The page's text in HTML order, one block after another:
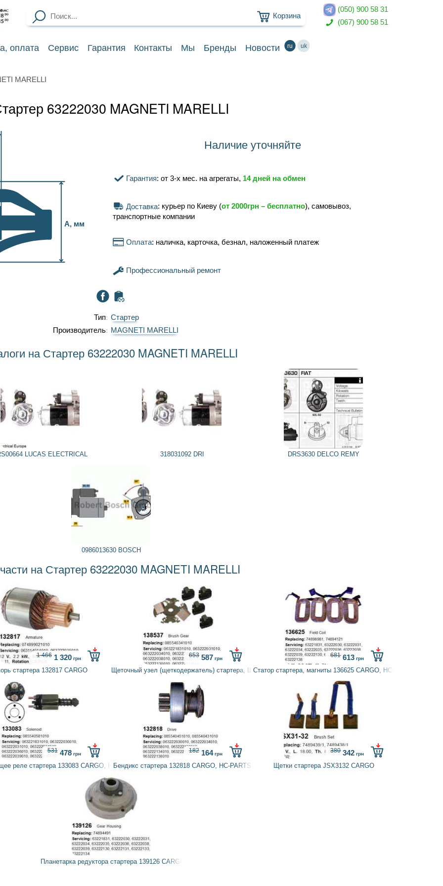
(050) 900 58 31
(067) 900 58 51
, оплата Сервис Гарантия Контакты Мы Бренды Новости ru uk
Корзина
MARELLI
63222030 MAGNETI MARELLI
A, мм
Наличие уточняйте
Гарантия: от 3-х мес. на агрегаты, 14 дней на обмен
Доставка: курьер по Киеву (от 2000грн – бесплатно), самовывоз,
транспортные компании
Оплата: наличка, карточка, безнал, наложенный платеж
Профессиональный ремонт
Тип
Стартер
Производитель
MAGNETI MARELLI
на Стартер 63222030 MAGNETI MARELLI
LUCAS ELECTRICAL 318031092 DRI DRS3630 DELCO REMY
0986013630 BOSCH
на Стартер 63222030 MAGNETI MARELLI
стартера 132817 CARGO
1 466 1 320грн
Щеточный узел (щеткодержатель) стартера, Щеточный узел (щеткодержатель) стартера 138537 CARGO,
653 587 грн
Статор стартера, магниты 136625 CARGO, HC-PARTS
681 613 грн
реле стартера 133083 CARGO, HC-PARTS
531 478грн
Бендикс стартера 132818 CARGO, HC-PARTS
182 164грн
Щетки стартера JSX3132 CARGO
380 342 грн
Планетарка редуктора стартера 139126 CARGO